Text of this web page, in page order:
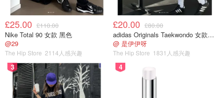
马蜂和蜜蜂的饮食习惯也还是很不一样的。
蜜蜂：
£25.00 £110.00
Nike Total 90 女款 黑色
@29
The Hip Store 2114人感兴趣
£20.00 £80.00
adidas Originals Taekwondo 女款黑色运动鞋
@ 是伊伊呀
The Hip Store 1831人感兴趣
3 4